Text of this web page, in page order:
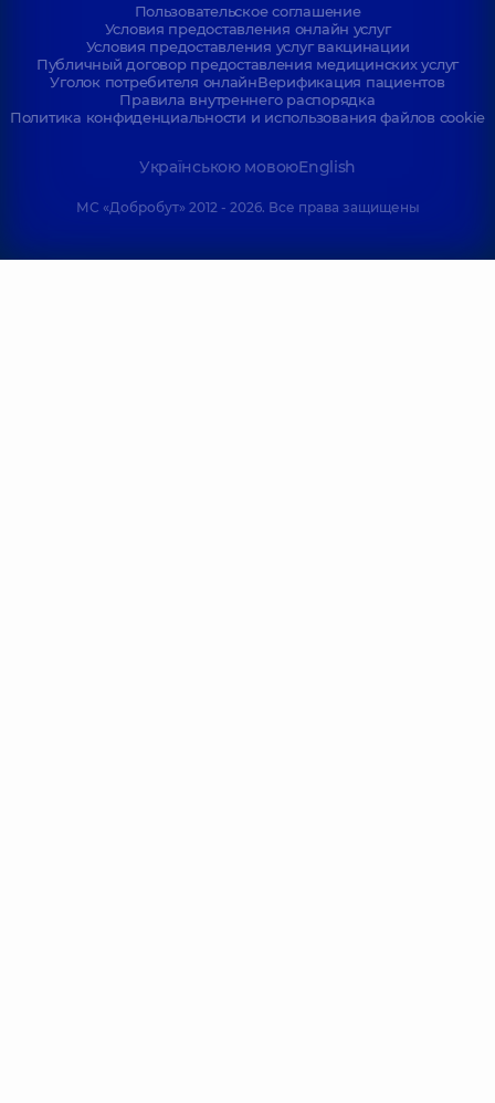
Пользовательское соглашение
Условия предоставления онлайн услуг
Условия предоставления услуг вакцинации
Публичный договор предоставления медицинских услуг
Уголок потребителя онлайнВерификация пациентов
Правила внутреннего распорядка
Политика конфиденциальности и использования файлов cookie
Українською мовоюEnglish
МС «Добробут» 2012 - 2026. Все права защищены